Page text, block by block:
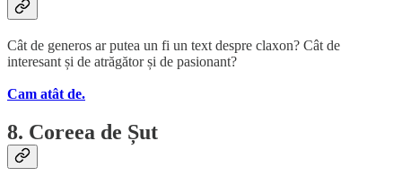
Cât de generos ar putea un fi un text despre claxon? Cât de
interesant și de atrăgător și de pasionant?
Cam atât de.
8. Coreea de Șut